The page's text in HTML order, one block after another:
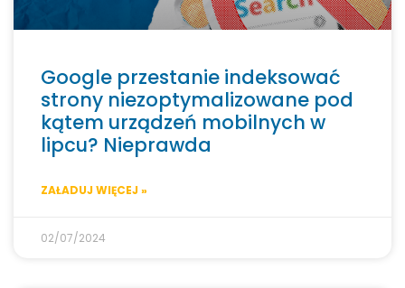
Google przestanie indeksować
strony niezoptymalizowane pod
kątem urządzeń mobilnych w
lipcu? Nieprawda
ZAŁADUJ WIĘCEJ »
02/07/2024